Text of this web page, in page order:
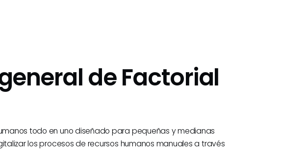
de Factorial
todo en uno diseñado para pequeñas y medianas
los procesos de recursos humanos manuales a través